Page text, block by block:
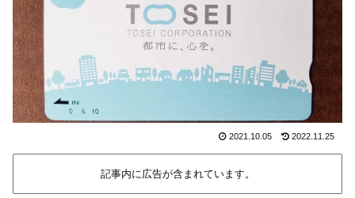
2021.10.05 2022.11.25
記事内に広告が含まれています。